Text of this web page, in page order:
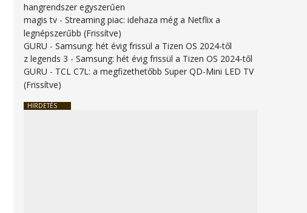
hangrendszer egyszerűen
magis tv -Streaming piac: idehaza még a Netflix a
legnépszerűbb (Frissítve)
GURU -Samsung: hét évig frissül a Tizen OS 2024-től
z legends 3 -Samsung: hét évig frissül a Tizen OS 2024-től
GURU - TCL C7L: a megfizethetőbb Super QD-Mini LED TV
(Frissítve)
HIRDETÉS